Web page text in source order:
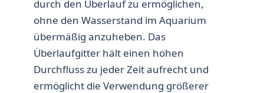
durch den Überlauf zu ermöglichen,
ohne den Wasserstand im Aquarium
übermäßig anzuheben. Das
Überlaufgitter hält einen hohen
Durchfluss zu jeder Zeit aufrecht und
ermöglicht die Verwendung größerer